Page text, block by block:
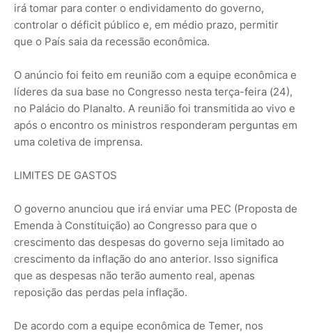
irá tomar para conter o endividamento do governo,
controlar o déficit público e, em médio prazo, permitir
que o País saia da recessão econômica.
O anúncio foi feito em reunião com a equipe econômica e
líderes da sua base no Congresso nesta terça-feira (24),
no Palácio do Planalto. A reunião foi transmitida ao vivo e
após o encontro os ministros responderam perguntas em
uma coletiva de imprensa.
LIMITES DE GASTOS
O governo anunciou que irá enviar uma PEC (Proposta de
Emenda à Constituição) ao Congresso para que o
crescimento das despesas do governo seja limitado ao
crescimento da inflação do ano anterior. Isso significa
que as despesas não terão aumento real, apenas
reposição das perdas pela inflação.
De acordo com a equipe econômica de Temer, nos